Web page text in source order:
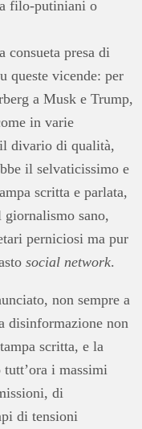
filo-putiniani o
consueta presa di
queste vicende: per
a Musk e Trump,
in varie
divario di qualità,
il selvaticissimo e
scritta e parlata,
sano,
perniciosi ma pur
social network.
non sempre a
disinformazione non
scritta, e la
i massimi
di
di tensioni